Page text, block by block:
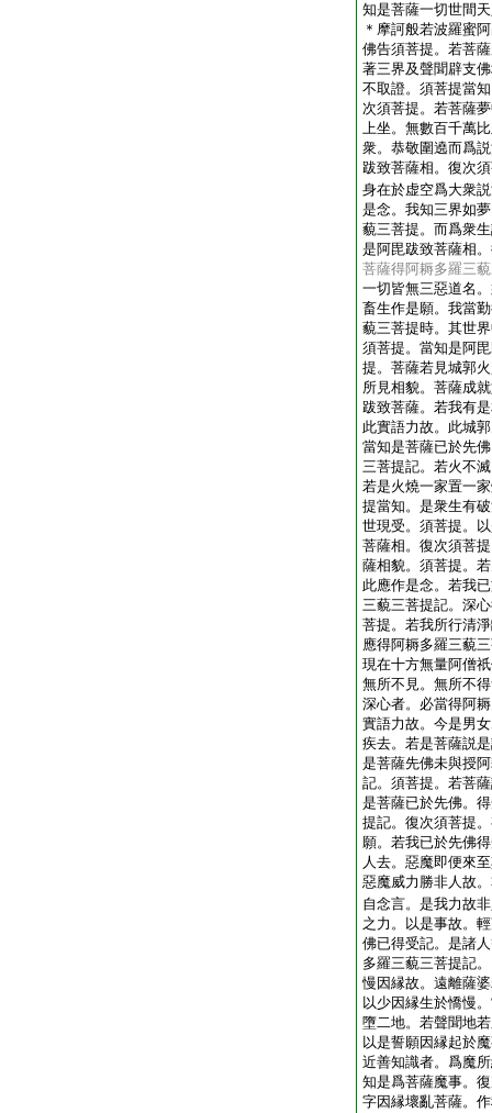
知是菩薩一切世間
＊摩訶般若波羅蜜
佛告須菩提。若菩
著三界及聲聞辟支
不取證。須菩提當
次須菩提。若菩薩
上坐。無數百千萬
衆。恭敬圍遶而爲
跋致菩薩相。復次
身在於虚空爲大衆
是念。我知三界如
藐三菩提。而爲衆
是阿毘跋致菩薩相
菩薩得阿耨多羅三
一切皆無三惡道名
畜生作是願。我當
藐三菩提時。其世
須菩提。當知是阿
提。菩薩若見城郭
所見相貌。菩薩成
跋致菩薩。若我有
此實語力故。此城
當知是菩薩已於先
三菩提記。若火不
若是火燒一家置一
提當知。是衆生有
世現受。須菩提。
菩薩相。復次須菩
薩相貌。須菩提。
此應作是念。若我
三藐三菩提記。深
菩提。若我所行清
應得阿耨多羅三藐
現在十方無量阿僧
無所不見。無所不
深心者。必當得阿
實語力故。今是男
疾去。若是菩薩説
是菩薩先佛未與授
記。須菩提。若菩
是菩薩已於先佛。
提記。復次須菩提
願。若我已於先佛
人去。惡魔即便來
惡魔威力勝非人故
自念言。是我力故
之力。以是事故。
佛已得受記。是諸
多羅三藐三菩提記
慢因縁故。遠離薩
以少因縁生於憍慢
墮二地。若聲聞地
以是誓願因縁起於
近善知識者。爲魔
知是爲菩薩魔事。
字因縁壞亂菩薩。